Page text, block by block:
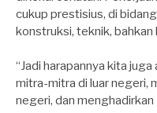
cukup prestisius, di
konstruksi, teknik, bahkan
“Jadi harapannya kita
mitra-mitra di luar negeri,
negeri, dan